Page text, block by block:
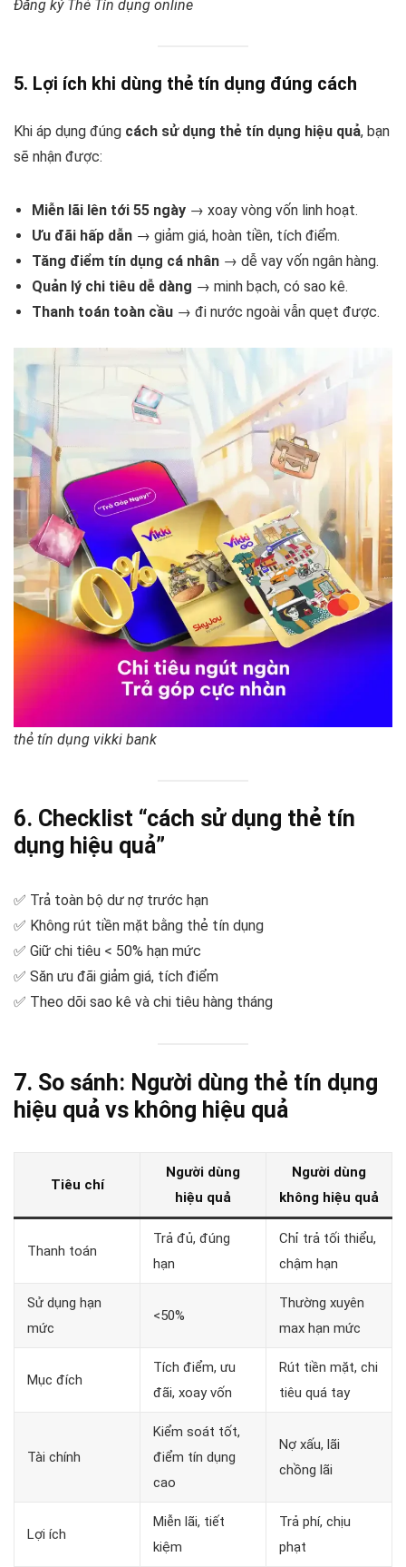
Đăng ký Thẻ Tín dụng online
5. Lợi ích khi dùng thẻ tín dụng đúng cách
Khi áp dụng đúng cách sử dụng thẻ tín dụng hiệu quả, bạn
sẽ nhận được:
Miễn lãi lên tới 55 ngày → xoay vòng vốn linh hoạt.
Ưu đãi hấp dẫn → giảm giá, hoàn tiền, tích điểm.
Tăng điểm tín dụng cá nhân → dễ vay vốn ngân hàng.
Quản lý chi tiêu dễ dàng → minh bạch, có sao kê.
Thanh toán toàn cầu → đi nước ngoài vẫn quẹt được.
thẻ tín dụng vikki bank
6. Checklist “cách sử dụng thẻ tín
dụng hiệu quả”
✅ Trả toàn bộ dư nợ trước hạn
✅ Không rút tiền mặt bằng thẻ tín dụng
✅ Giữ chi tiêu < 50% hạn mức
✅ Săn ưu đãi giảm giá, tích điểm
✅ Theo dõi sao kê và chi tiêu hàng tháng
7. So sánh: Người dùng thẻ tín dụng
hiệu quả vs không hiệu quả
Tiêu chí
Người dùng
hiệu quả
Người dùng
không hiệu quả
Thanh toán
Trả đủ, đúng
hạn
Chỉ trả tối thiểu,
chậm hạn
Sử dụng hạn
mức
<50%
Thường xuyên
max hạn mức
Mục đích
Tích điểm, ưu
đãi, xoay vốn
Rút tiền mặt, chi
tiêu quá tay
Tài chính
Kiểm soát tốt,
điểm tín dụng
cao
Nợ xấu, lãi
chồng lãi
Lợi ích
Miễn lãi, tiết
kiệm
Trả phí, chịu
phạt